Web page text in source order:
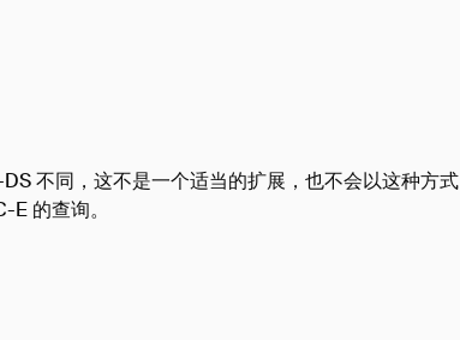
不同，这不是一个适当的扩展，也不会以这种方式
的查询。